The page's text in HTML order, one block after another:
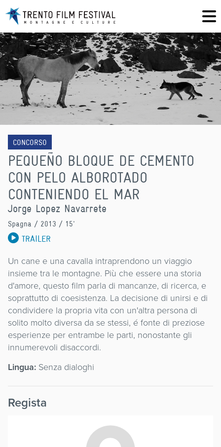
CONCORSO
PEQUEÑO BLOQUE DE CEMENTO
CON PELO ALBOROTADO
CONTENIENDO EL MAR
Jorge Lopez Navarrete
Spagna / 2013 / 15'
TRAILER
Un cane e una cavalla intraprendono un viaggio
insieme tra le montagne. Più che essere una storia
d'amore, questo film parla di mancanze, di ricerca, e
soprattutto di coesistenza. La decisione di unirsi e di
condividere la propria vita con un'altra persona di
solito molto diversa da se stessi, é fonte di preziose
esperienze per entrambe le parti, nonostante gli
innumerevoli disaccordi.
Lingua: Senza dialoghi
Regista